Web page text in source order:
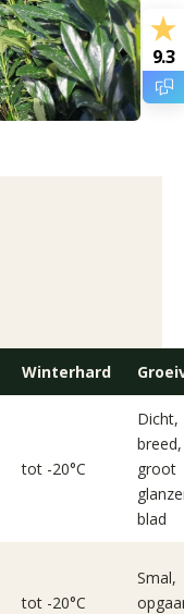
Winterhard
tot -20°C
Dicht,
breed,
groot
blad
tot -20°C
Smal,
9.3